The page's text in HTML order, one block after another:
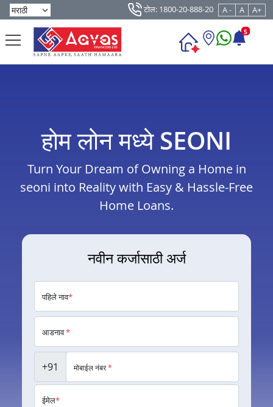
टोल: 1800-20-888-20 A - A A+
5
होम लोन मध्ये SEONI
Turn Your Dream of Owning a Home in
seoni into Reality with Easy & Hassle-Free
Home Loans.
नवीन कर्जासाठी अर्ज
पहिले नाव*
आडनाव*
+91 मोबाईल नंबर*
ईमेल*